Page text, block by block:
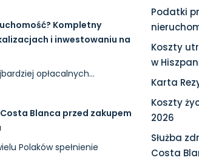
Kompletny
i inwestowaniu na
opłacalnych…
Blanca przed zakupem
Polaków spełnienie
Podatki
Koszty
w
Karta
Koszty
2026
Służba
Costa